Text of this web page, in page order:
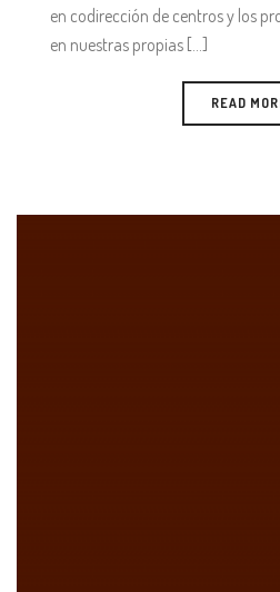
en codirección de centros y los
en nuestras propias [...]
READ